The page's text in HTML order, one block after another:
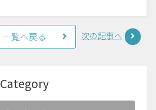
一覧へ戻る 次の記事へ
Category